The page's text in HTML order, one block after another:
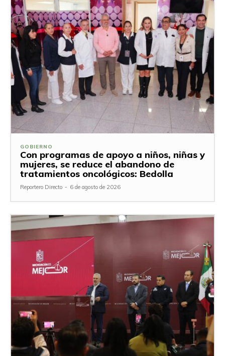
GOBIERNO
Con programas de apoyo a niños, niñas y
mujeres, se reduce el abandono de
tratamientos oncológicos: Bedolla
Reportero Directo - 6 de agosto de 2026